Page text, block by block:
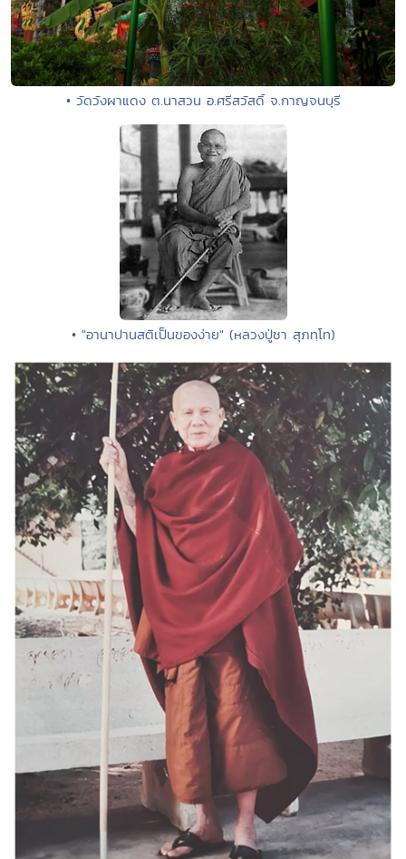
• วัดวังผาแดง ต.นาสวน อ.ศรีสวัสดิ์ จ.กาญจนบุรี
• "อานาปานสติเป็นของง่าย" (หลวงปู่ชา สุภทฺโท)